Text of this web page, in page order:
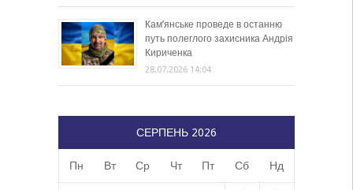
Кам’янське проведе в останню
путь полеглого захисника Андрія
Кириченка
28.07.2026 14:04
СЕРПЕНЬ 2026
Пн Вт Ср Чт Пт Сб Нд